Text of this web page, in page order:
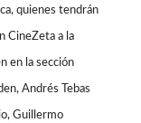
quienes tendrán
CineZeta a la
en la sección
Andrés Tebas
Guillermo